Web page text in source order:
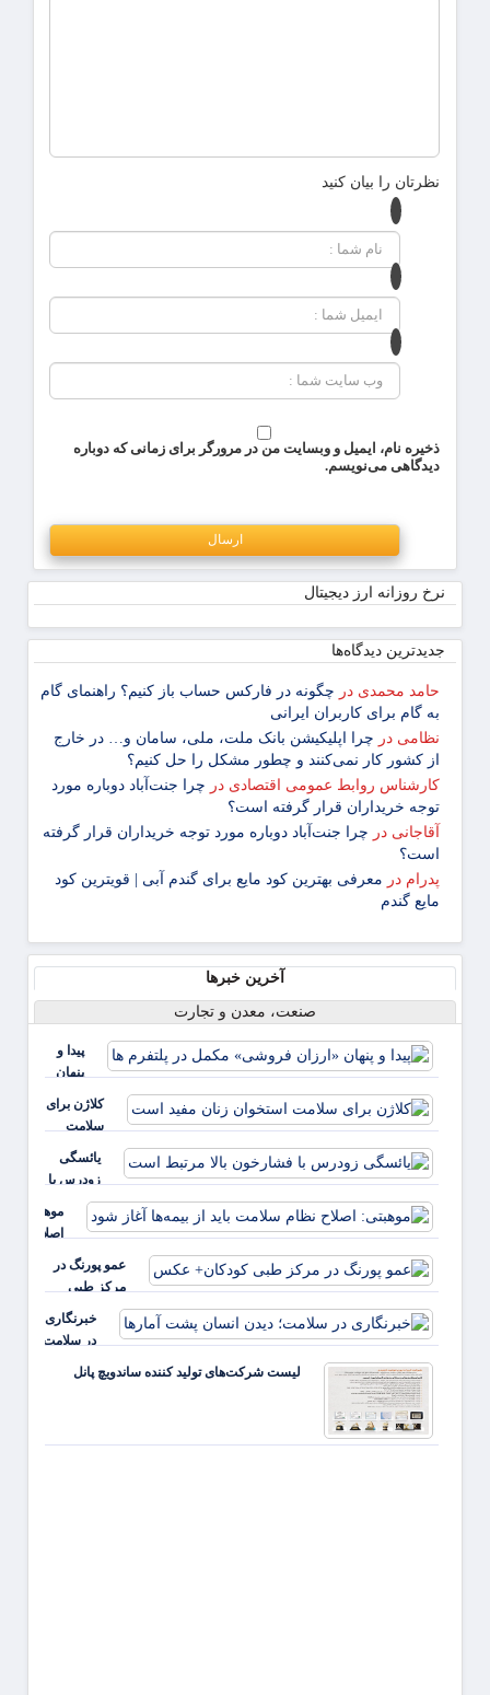
نظرتان را بیان کنید
ذخیره نام، ایمیل و وبسایت من در مرورگر برای زمانی که دوباره
دیدگاهی می‌نویسم.
نرخ روزانه ارز دیجیتال
جدیدترین دیدگاه‌‌ها
حامد محمدی در چگونه در فارکس حساب باز کنیم؟ راهنمای گام
‌به ‌گام برای کاربران ایرانی
نظامی در چرا اپلیکیشن بانک ملت، ملی، سامان و… در خارج
از کشور کار نمی‌کنند و چطور مشکل را حل کنیم؟
کارشناس روابط عمومی اقتصادی در چرا جنت‌آباد دوباره مورد
توجه خریداران قرار گرفته است؟
آقاجانی در چرا جنت‌آباد دوباره مورد توجه خریداران قرار گرفته
است؟
پدرام در معرفی بهترین کود مایع برای گندم آبی | قویترین کود
مایع گندم
آخرین خبرها
صنعت، معدن و تجارت
پیدا و
پنهان
«ارزان
فروشی»
پلتفرم ها
کلاژن برای
سلامت
استخوان
زنان مفید
یائسگی
زودرس با
فشارخون
بالا مرتبط
موهبتی:
اصلاح
سلامت
بیمه‌ها
آغاز شود
عمو پورنگ در
مرکز طبی
کودکان+ عکس
خبرنگاری
در سلامت؛
دیدن
انسان
لیست شرکت‌های تولید کننده ساندویچ پانل